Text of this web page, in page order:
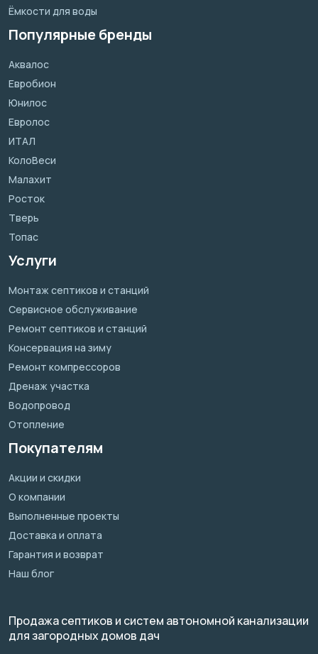
Ёмкости для воды
Популярные бренды
Аквалос
Евробион
Юнилос
Евролос
ИТАЛ
КолоВеси
Малахит
Росток
Тверь
Топас
Услуги
Монтаж септиков и станций
Сервисное обслуживание
Ремонт септиков и станций
Консервация на зиму
Ремонт компрессоров
Дренаж участка
Водопровод
Отопление
Покупателям
Акции и скидки
О компании
Выполненные проекты
Доставка и оплата
Гарантия и возврат
Наш блог
Продажа септиков и систем автономной канализации
для загородных домов дач